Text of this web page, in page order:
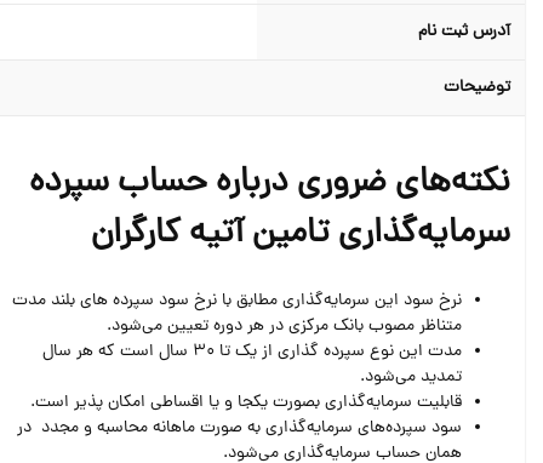
آدرس ثبت نام
توضیحات
نکته‌های ضروری درباره حساب سپرده
سرمایه‌گذاری تامین آتیه کارگران
نرخ سود این سرمایه‌گذاری مطابق با نرخ سود سپرده های بلند مدت
متناظر مصوب بانک مرکزی در هر دوره تعیین می‌شود.
مدت این نوع سپرده گذاری از یک تا 30 سال است که هر سال
تمدید می‌شود.
قابلیت سرمایه‌گذاری بصورت یکجا و یا اقساطی امکان پذیر است.
سود سپرده‌های سرمایه‌گذاری به صورت ماهانه محاسبه و مجدد در
همان حساب سرمایه‌گذاری می‌شود.